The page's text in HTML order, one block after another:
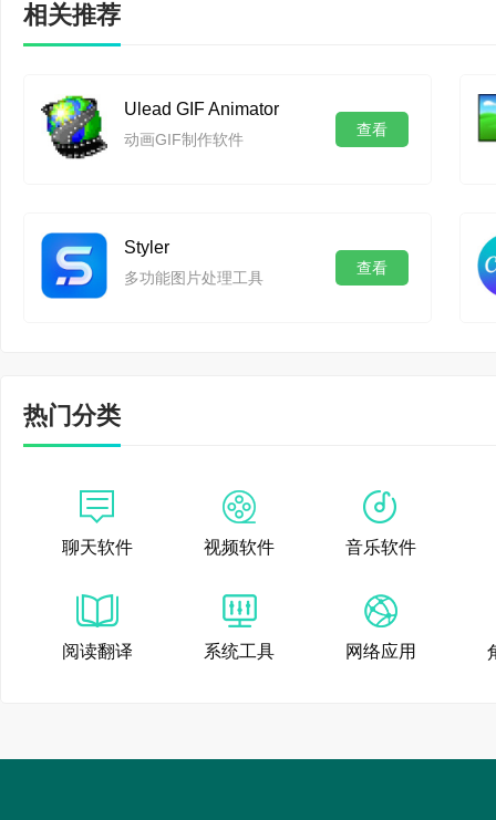
相关推荐
Ulead GIF Animator
动画GIF制作软件
查看
Styler
多功能图片处理工具
查看
热门分类
聊天软件 视频软件 音乐软件
阅读翻译 系统工具 网络应用